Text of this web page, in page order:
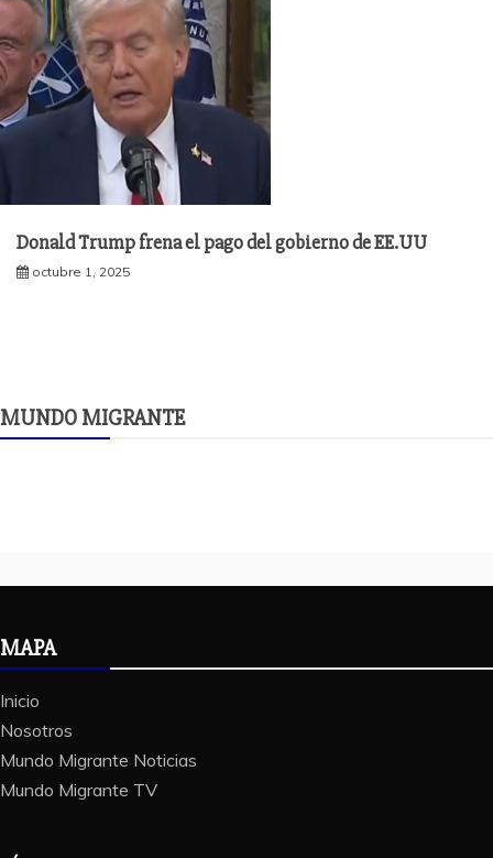
Donald Trump frena el pago del gobierno de EE.UU
octubre 1, 2025
MUNDO MIGRANTE
MAPA
Inicio
Nosotros
Mundo Migrante Noticias
Mundo Migrante TV